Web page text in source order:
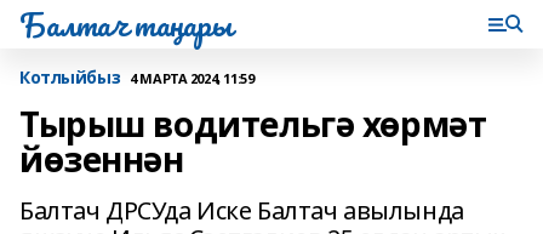
Балтач таңнары
Котлыйбыз 4 МАРТА 2024, 11:59
Тырыш водительгә хөрмәт
йөзеннән
Балтач ДРСУда Иске Балтач авылында